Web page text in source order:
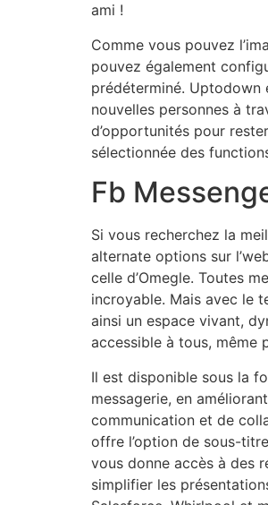
ami !
Comme vous pouvez
pouvez également
prédéterminé. Uptodown
nouvelles personnes à
d’opportunités pour
sélectionnée des
Fb
Si vous recherchez la
alternate options sur
celle d’Omegle. Toutes
incroyable. Mais avec le
ainsi un espace vivant,
accessible à tous, même
Il est disponible sous la
messagerie, en
communication et de
offre l’option de sous-
vous donne accès à des
simplifier les